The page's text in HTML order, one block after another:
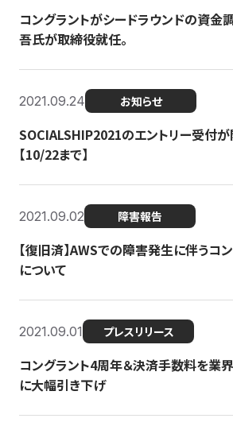
コングラントがシードラウンドの資金
吾氏が取締役就任。
2021.09.24 お知らせ
SOCIALSHIP2021のエントリー受付が
【10/22まで】
2021.09.02 障害報告
【復旧済】AWSでの障害発生に伴うコ
について
2021.09.01 プレスリリース
コングラント4周年＆決済手数料を業
に大幅引き下げ